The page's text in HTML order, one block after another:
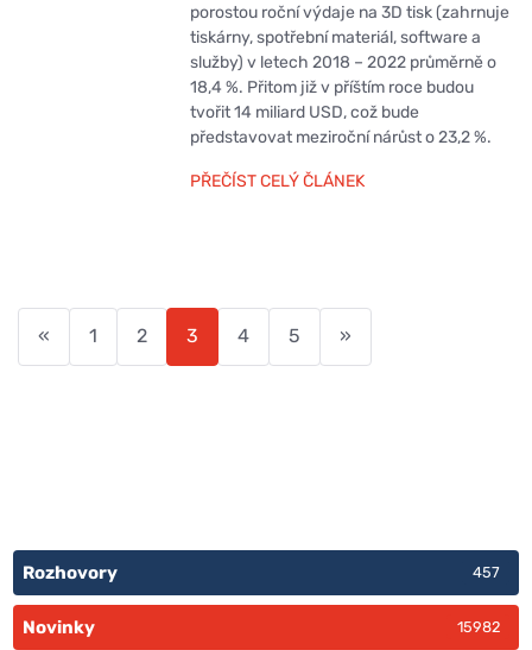
porostou roční výdaje na 3D tisk (zahrnuje
tiskárny, spotřební materiál, software a
služby) v letech 2018 – 2022 průměrně o
18,4 %. Přitom již v příštím roce budou
tvořit 14 miliard USD, což bude
představovat meziroční nárůst o 23,2 %.
PŘEČÍST CELÝ ČLÁNEK
« 1 2 3 4 5 »
Rozhovory 457
Novinky 15982